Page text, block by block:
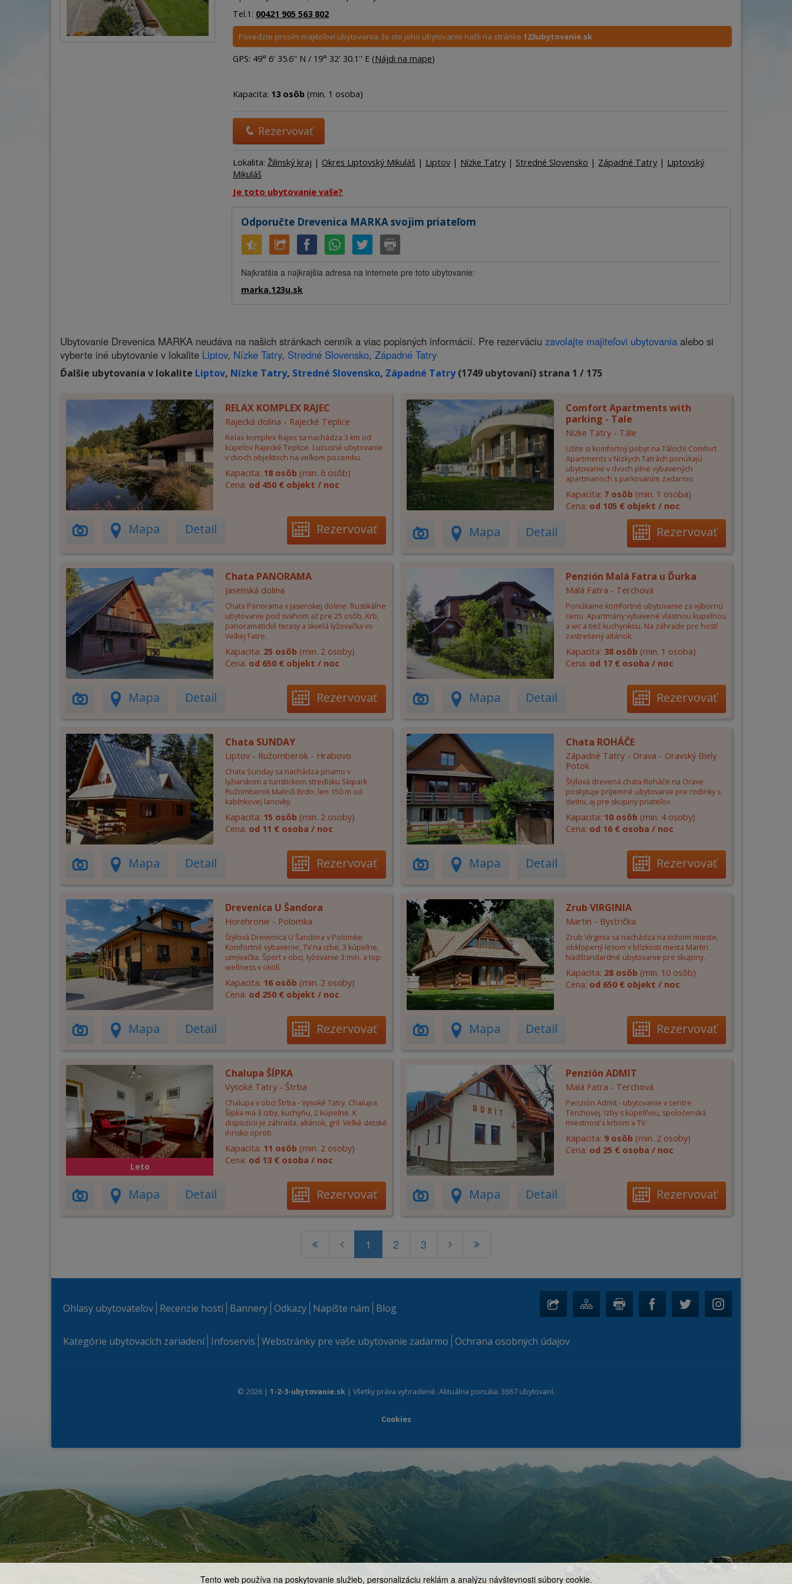
Tento web používa na poskytovanie služieb, personalizáciu reklám a analýzu návštevnosti súbory cookie.
Kemp
Počet osôb
Tel.1: 00421 905 563 802
Povedzte prosím majiteľovi ubytovania, že ste jeho ubytovanie našli na stránke 123ubytovanie.sk
GPS: 49° 6' 35.6'' N / 19° 32' 30.1'' E (Nájdi na mape)
Kapacita: 13 osôb (min. 1 osoba)
Rezervovať
Lokalita: Žilinský kraj | Okres Liptovský Mikuláš | Liptov | Nízke Tatry | Stredné Slovensko | Západné Tatry | Liptovský
Mikuláš
Je toto ubytovanie vaše?
Odporučte Drevenica MARKA svojim priateľom
Najkratšia a najkrajšia adresa na internete pre toto ubytovanie:
marka.123u.sk
Ubytovanie Drevenica MARKA neudáva na našich stránkach cenník a viac popisných informácií. Pre rezerváciu zavolajte majiteľovi ubytovania alebo si
vyberte iné ubytovanie v lokalite Liptov, Nízke Tatry, Stredné Slovensko, Západné Tatry
Ďalšie ubytovania v lokalite Liptov, Nízke Tatry, Stredné Slovensko, Západné Tatry(1749 ubytovaní) strana 1 / 175
RELAX KOMPLEX RAJEC
Rajecká dolina - Rajecké Teplice
Relax komplex Rajec sa nachádza 3 km od
kúpeľov Rajecké Teplice. Luxusné ubytovanie
v dvoch objektoch na veľkom pozemku.
Kapacita: 18 osôb (min. 6 osôb)
Cena: od 450 € objekt / noc
Mapa Detail Rezervovať
Comfort Apartments with
parking - Tale
Nízke Tatry - Tále
Užite si komfortný pobyt na Táloch! Comfort
Apartments v Nízkych Tatrách ponúkajú
ubytovanie v dvoch plne vybavených
apartmanoch s parkovaním zadarmo.
Kapacita: 7 osôb (min. 1 osoba)
Cena: od 105 € objekt / noc
Mapa Detail Rezervovať
Chata PANORAMA
Jasenská dolina
Chata Panorama v Jasenskej doline: Rustikálne
ubytovanie pod svahom až pre 25 osôb. Krb,
panoramatické terasy a skvelá lyžovačka vo
Veľkej Fatre.
Kapacita: 25 osôb (min. 2 osoby)
Cena: od 650 € objekt / noc
Mapa Detail Rezervovať
Penzión Malá Fatra u Ďurka
Malá Fatra - Terchová
Ponúkame komfortné ubytovanie za výbornú
cenu. Apartmány vybavené vlastnou kupeľnou
a wc a tiež kuchynkou. Na záhrade pre hostí
zastrešený altánok.
Kapacita: 38 osôb (min. 1 osoba)
Cena: od 17 € osoba / noc
Mapa Detail Rezervovať
Chata SUNDAY
Liptov - Ružomberok - Hrabovo
Chata Sunday sa nachádza priamo v
lyžiarskom a turistickom stredisku Skipark
Ružomberok Malinô Brdo, len 150 m od
kabínkovej lanovky.
Kapacita: 15 osôb (min. 2 osoby)
Cena: od 11 € osoba / noc
Mapa Detail Rezervovať
Chata ROHÁČE
Západné Tatry - Orava - Oravský Biely
Potok
Štýlová drevená chata Roháče na Orave
poskytuje príjemné ubytovanie pre rodinky s
deťmi, aj pre skupiny priateľov.
Kapacita: 10 osôb (min. 4 osoby)
Cena: od 16 € osoba / noc
Mapa Detail Rezervovať
Drevenica U Šandora
Horehronie - Polomka
Štýlová Drevenica U Šandora v Polomke.
Komfortné vybavenie, TV na izbe, 3 kúpeľne,
umývačka. Šport v obci, lyžovanie 3 min. a top
wellness v okolí.
Kapacita: 16 osôb (min. 2 osoby)
Cena: od 250 € objekt / noc
Mapa Detail Rezervovať
Zrub VIRGINIA
Martin - Bystrička
Zrub Virginia sa nachádza na tichom mieste,
obklopený lesom v blízkosti mesta Martin.
Nadštandardné ubytovanie pre skupiny.
Kapacita: 28 osôb (min. 10 osôb)
Cena: od 650 € objekt / noc
Mapa Detail Rezervovať
Leto
Chalupa ŠÍPKA
Vysoké Tatry - Štrba
Chalupa v obci Štrba - Vysoké Tatry. Chalupa
Šípka má 3 izby, kuchyňu, 2 kúpeľne. K
dispozícii je záhrada, altánok, gril. Veľké detské
ihrisko oproti.
Kapacita: 11 osôb (min. 2 osoby)
Cena: od 13 € osoba / noc
Mapa Detail Rezervovať
Penzión ADMIT
Malá Fatra - Terchová
Penzión Admit - ubytovanie v centre
Terchovej. Izby s kúpeľňou, spoločenská
miestnosť s krbom a TV.
Kapacita: 9 osôb (min. 2 osoby)
Cena: od 25 € osoba / noc
Mapa Detail Rezervovať
1 2 3
Ohlasy ubytovateľov Recenzie hostí Bannery Odkazy Napíšte nám Blog
Kategórie ubytovacích zariadení Infoservis Webstránky pre vaše ubytovanie zadarmo Ochrana osobných údajov
© 2026 | 1-2-3-ubytovanie.sk| Všetky práva vyhradené. Aktuálna ponuka: 3667 ubytovaní.
Cookies